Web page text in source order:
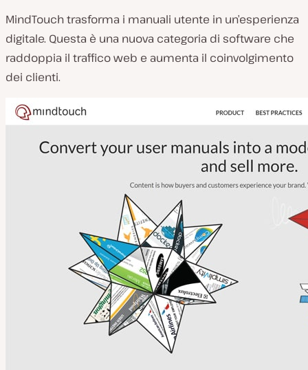
MindTouch trasforma i manuali utente in un’esperienza
digitale. Questa è una nuova categoria di software che
raddoppia il traffico web e aumenta il coinvolgimento
dei clienti.